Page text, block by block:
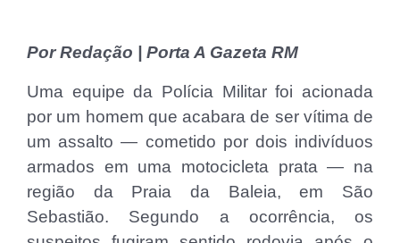
Por Redação | Porta A Gazeta RM
Uma equipe da Polícia Militar foi acionada
por um homem que acabara de ser vítima de
um assalto — cometido por dois indivíduos
armados em uma motocicleta prata — na
região da Praia da Baleia, em São
Sebastião. Segundo a ocorrência, os